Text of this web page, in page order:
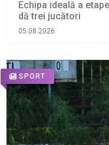
Echipa ideală a
dă trei jucători
05.08.2026
SPORT